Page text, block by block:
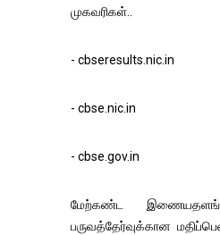
முகவரிகள்..
- cbseresults.nic.in
- cbse.nic.in
- cbse.gov.in
மேற்கண்ட
பருவத்தேர்வுக்கான